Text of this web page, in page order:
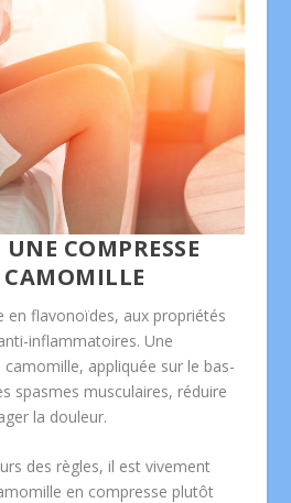
COMPRESSE
en flavonoïdes, aux propriétés
inflammatoires. Une
appliquée sur le bas-
spasmes musculaires, réduire
la douleur.
des règles, il est vivement
en compresse plutôt